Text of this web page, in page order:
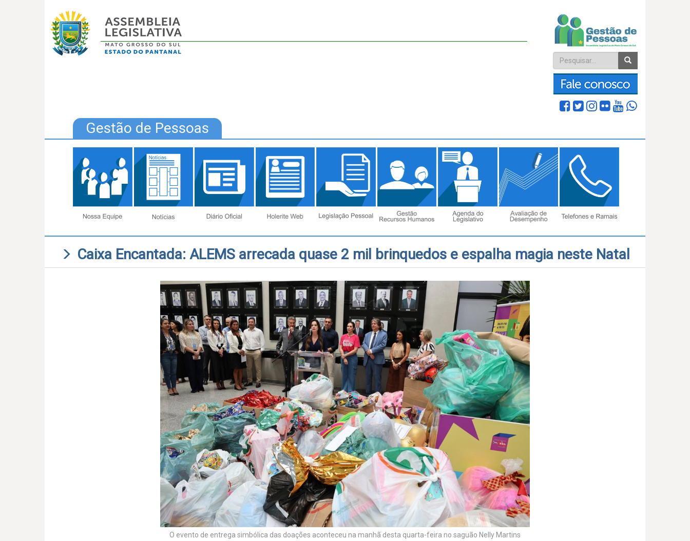
Gestão de Pessoas
Caixa Encantada: ALEMS arrecada quase 2 mil brinquedos e espalha magia neste Natal
O evento de entrega simbólica das doações aconteceu na manhã desta quarta-feira no saguão Nelly Martins